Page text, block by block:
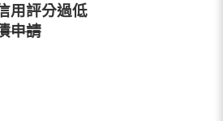
用評分過低
申請